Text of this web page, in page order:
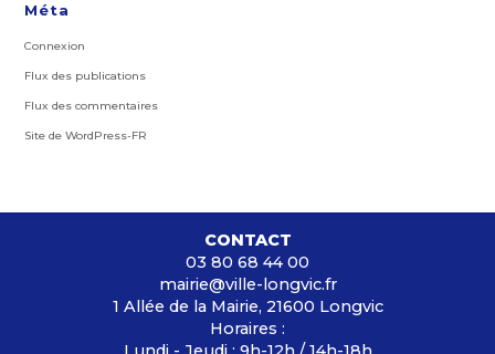
Méta
Connexion
Flux des publications
Flux des commentaires
Site de WordPress-FR
CONTACT
03 80 68 44 00
mairie@ville-longvic.fr
1 Allée de la Mairie, 21600 Longvic
Horaires :